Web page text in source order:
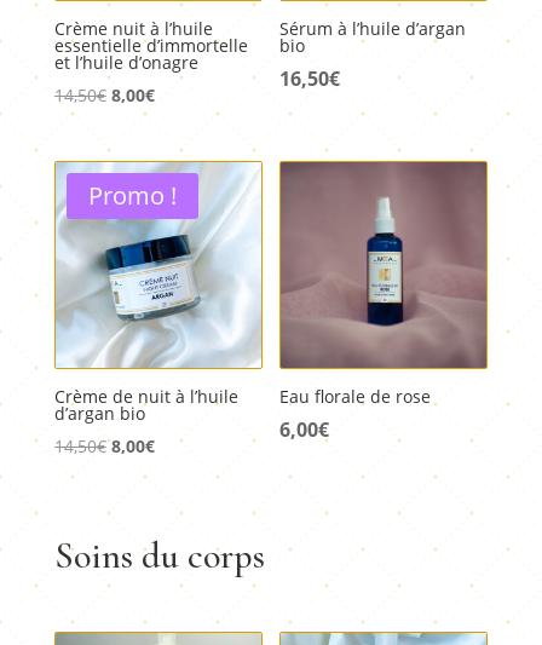
Crème nuit à l’huile
essentielle d’immortelle
et l’huile d’onagre
14,50€ Le
prix
initial
était :
14,50€.
8,00€Le
prix
actuel
est :
8,00€.
Sérum à l’huile d’argan
bio
16,50€
Promo !
Crème de nuit à l’huile
d’argan bio
14,50€Le
prix
initial
était :
14,50€.
8,00€Le
actuel
est :
8,00€.
Eau florale de rose
6,00€
Soins du corps